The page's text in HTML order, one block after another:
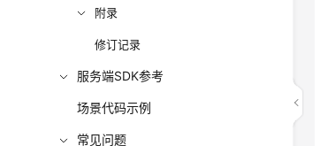
附录
修订记录
服务端SDK参考
场景代码示例
常见问题